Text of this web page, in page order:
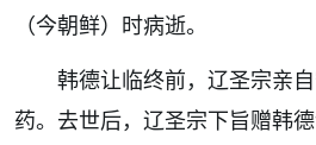
（今朝鲜）时病逝。
韩德让临终前，辽圣宗亲
药。去世后，辽圣宗下旨赠韩